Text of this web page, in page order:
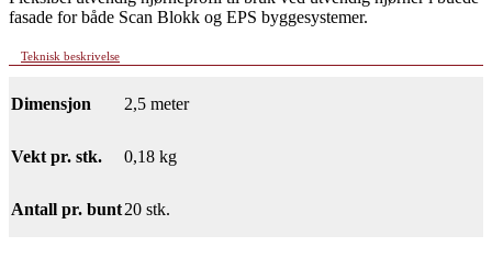
fasade for både Scan Blokk og EPS byggesystemer.
Teknisk beskrivelse
Dimensjon 2,5 meter
Vekt pr. stk. 0,18 kg
Antall pr. bunt20 stk.